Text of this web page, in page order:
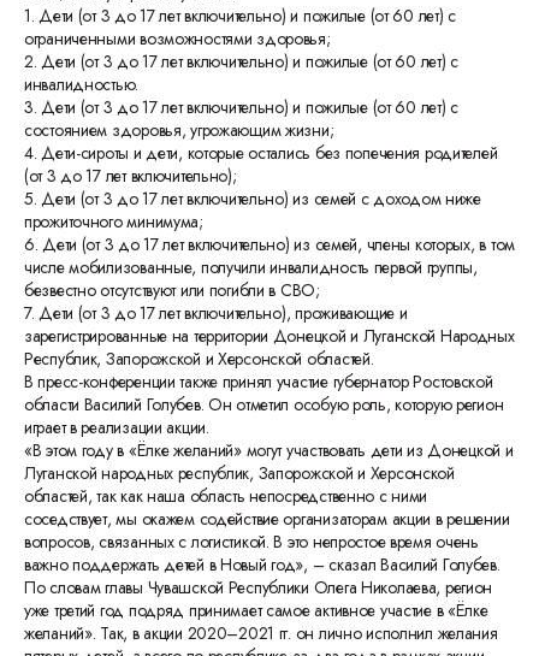
1. Дети (от 3 до 17 лет включительно) и пожилые (от 60 лет) с
ограниченными возможностями здоровья;
2. Дети (от 3 до 17 лет включительно) и пожилые (от 60 лет) с
инвалидностью.
3. Дети (от 3 до 17 лет включительно) и пожилые (от 60 лет) с
состоянием здоровья, угрожающим жизни;
4. Дети-сироты и дети, которые остались без попечения родителей
(от 3 до 17 лет включительно);
5. Дети (от 3 до 17 лет включительно) из семей с доходом ниже
прожиточного минимума;
6. Дети (от 3 до 17 лет включительно) из семей, члены которых, в том
числе мобилизованные, получили инвалидность первой группы,
безвестно отсутствуют или погибли в СВО;
7. Дети (от 3 до 17 лет включительно), проживающие и
зарегистрированные на территории Донецкой и Луганской Народных
Республик, Запорожской и Херсонской областей.
В пресс-конференции также принял участие губернатор Ростовской
области Василий Голубев. Он отметил особую роль, которую регион
играет в реализации акции.
«В этом году в «Ёлке желаний» могут участвовать дети из Донецкой и
Луганской народных республик, Запорожской и Херсонской
областей, так как наша область непосредственно с ними
соседствует, мы окажем содействие организаторам акции в решении
вопросов, связанных с логистикой. В это непростое время очень
важно поддержать детей в Новый год», – сказал Василий Голубев.
По словам главы Чувашской Республики Олега Николаева, регион
уже третий год подряд принимает самое активное участие в «Ёлке
желаний». Так, в акции 2020–2021 гг. он лично исполнил желания